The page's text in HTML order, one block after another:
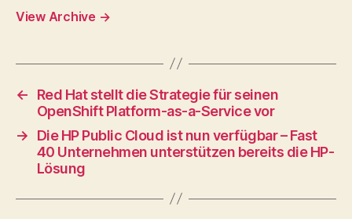
View Archive →
←
Red Hat stellt die Strategie für seinen
OpenShift Platform-as-a-Service vor
→
Die HP Public Cloud ist nun verfügbar – Fast
40 Unternehmen unterstützen bereits die HP-
Lösung